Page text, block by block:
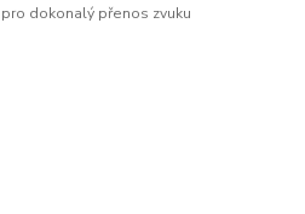
dokonalý přenos zvuku